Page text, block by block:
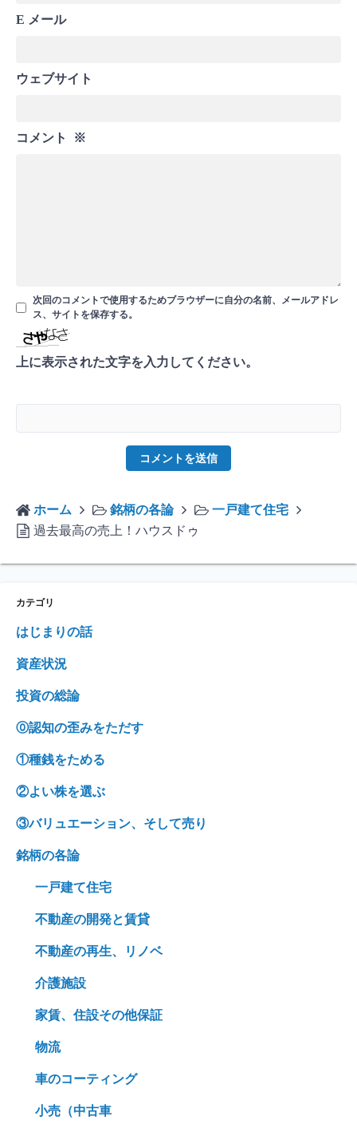
E メール
ウェブサイト
コメント ※
次回のコメントで使用するためブラウザーに自分の名前、メールアドレ
ス、サイトを保存する。
上に表示された文字を入力してください。
ホーム 銘柄の各論
一戸建て住宅
過去最高の売上！ハウスドゥ
カテゴリ
はじまりの話
資産状況
投資の総論
⓪認知の歪みをただす
①種銭をためる
②よい株を選ぶ
③バリュエーション、そして売り
銘柄の各論
一戸建て住宅
不動産の開発と賃貸
不動産の再生、リノベ
介護施設
家賃、住設その他保証
物流
車のコーティング
小売（中古車